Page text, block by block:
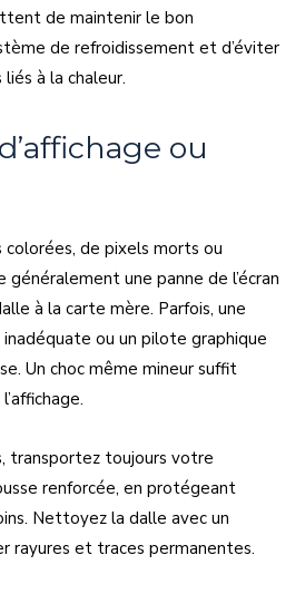
de maintenir le bon
de refroidissement et d’éviter
à la chaleur.
ou
colorées, de pixels morts ou
généralement une panne de l’écran
à la carte mère. Parfois, une
ou un pilote graphique
Un choc même mineur suffit
transportez toujours votre
renforcée, en protégeant
Nettoyez la dalle avec un
rayures et traces permanentes.